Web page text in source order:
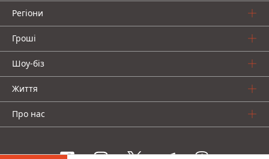
Регіони
Гроші
Шоу-біз
Життя
Про нас